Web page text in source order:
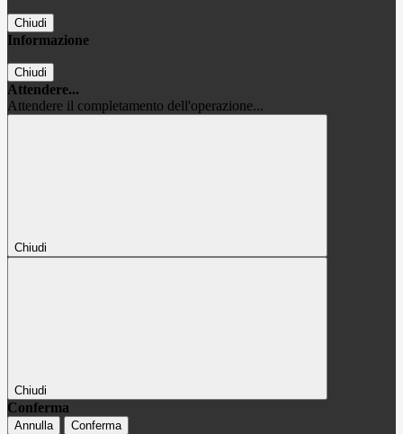
Chiudi
Informazione
Chiudi
Attendere...
Attendere il completamento dell'operazione...
Chiudi
Chiudi
Conferma
Annulla Conferma